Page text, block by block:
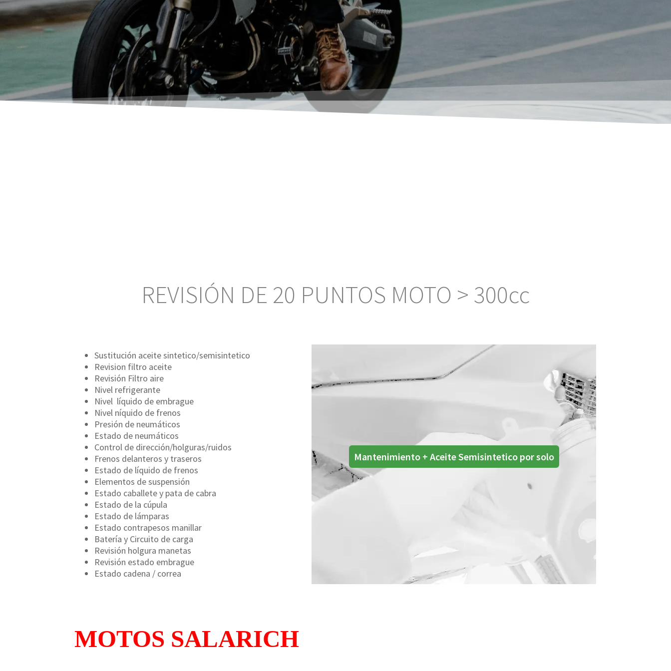
REVISIÓN DE 20 PUNTOS MOTO > 300cc
Sustitución aceite sintetico/semisintetico
Revision filtro aceite
Revisión Filtro aire
Nivel refrigerante
Nivel líquido de embrague
Nivel níquido de frenos
Presión de neumáticos
Estado de neumáticos
Control de dirección/holguras/ruidos
Frenos delanteros y traseros
Estado de líquido de frenos
Elementos de suspensión
Estado caballete y pata de cabra
Estado de la cúpula
Estado de lámparas
Estado contrapesos manillar
Batería y Circuito de carga
Revisión holgura manetas
Revisión estado embrague
Estado cadena / correa
Mantenimiento + Aceite Semisintetico por solo
MOTOS SALARICH